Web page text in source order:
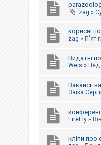
zag »
корисні
zag » П'ят
Видатні
Weis » Нед
Вакансії
Заїка
FireFly »
кліпи про